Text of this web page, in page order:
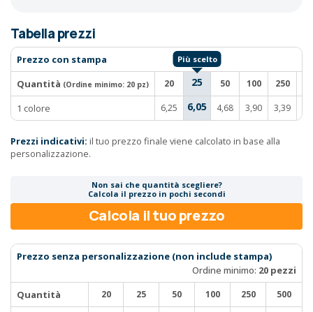
Tabella prezzi
Prezzo con stampa
Quantità (Ordine minimo: 20 pz) 20 25 50 100 250
1 colore 6,25 6,05 4,68 3,90 3,39
Prezzi indicativi: il tuo prezzo finale viene calcolato in base alla
personalizzazione.
Non sai che quantità scegliere?
Calcola il prezzo in pochi secondi
Calcola il tuo prezzo
Prezzo senza personalizzazione (non include stampa)
Ordine minimo: 20 pezzi
Quantità
20 25 50 100 250 500